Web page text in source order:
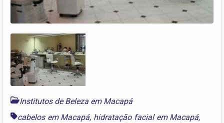
Institutos de Beleza em Macapá
cabelos em Macapá, hidratação facial em Macapá,